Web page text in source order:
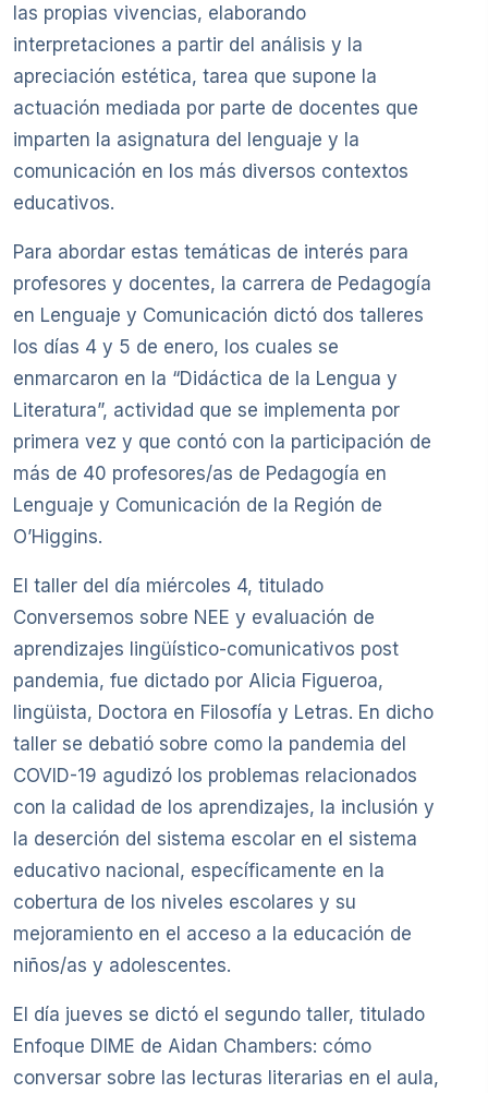
las propias vivencias, elaborando
interpretaciones a partir del análisis y la
apreciación estética, tarea que supone la
actuación mediada por parte de docentes que
imparten la asignatura del lenguaje y la
comunicación en los más diversos contextos
educativos.
Para abordar estas temáticas de interés para
profesores y docentes, la carrera de Pedagogía
en Lenguaje y Comunicación dictó dos talleres
los días 4 y 5 de enero, los cuales se
enmarcaron en la “Didáctica de la Lengua y
Literatura”, actividad que se implementa por
primera vez y que contó con la participación de
más de 40 profesores/as de Pedagogía en
Lenguaje y Comunicación de la Región de
O’Higgins.
El taller del día miércoles 4, titulado
Conversemos sobre NEE y evaluación de
aprendizajes lingüístico-comunicativos post
pandemia, fue dictado por Alicia Figueroa,
lingüista, Doctora en Filosofía y Letras. En dicho
taller se debatió sobre como la pandemia del
COVID-19 agudizó los problemas relacionados
con la calidad de los aprendizajes, la inclusión y
la deserción del sistema escolar en el sistema
educativo nacional, específicamente en la
cobertura de los niveles escolares y su
mejoramiento en el acceso a la educación de
niños/as y adolescentes.
El día jueves se dictó el segundo taller, titulado
Enfoque DIME de Aidan Chambers: cómo
conversar sobre las lecturas literarias en el aula,